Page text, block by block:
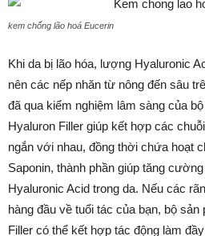
kem chống lão hoá Eucerin
Khi da bị lão hóa, lượng Hyaluronic
nên các nếp nhăn từ nông đến sâu
đã qua kiểm nghiệm lâm sàng của
Hyaluron Filler giúp kết hợp các
ngắn với nhau, đồng thời chứa hoạt
Saponin, thành phần giúp tăng
Hyaluronic Acid trong da. Nếu các
hàng đầu về tuổi tác của bạn, bộ
Filler có thể kết hợp tác động làm